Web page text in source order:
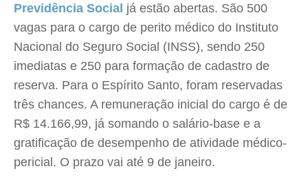
Previdência Social já estão abertas. São 500
vagas para o cargo de perito médico do Instituto
Nacional do Seguro Social (INSS), sendo 250
imediatas e 250 para formação de cadastro de
reserva. Para o Espírito Santo, foram reservadas
três chances. A remuneração inicial do cargo é de
R$ 14.166,99, já somando o salário-base e a
gratificação de desempenho de atividade médico-
pericial. O prazo vai até 9 de janeiro.